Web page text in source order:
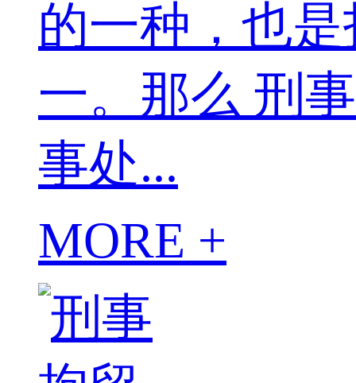
的一种，也
一。那么 刑
事处...
MORE +